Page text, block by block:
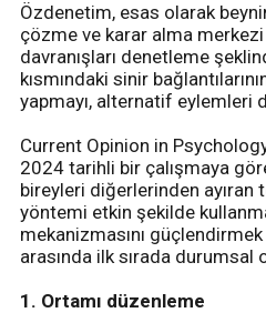
Özdenetim, esas olarak
çözme ve karar alma
davranışları denetleme
kısmındaki sinir
yapmayı, alternatif eylemleri
Current Opinion in
2024 tarihli bir çalışmaya
bireyleri diğerlerinden ayıran
yöntemi etkin şekilde
mekanizmasını
arasında ilk sırada durumsal
1. Ortamı düzenleme